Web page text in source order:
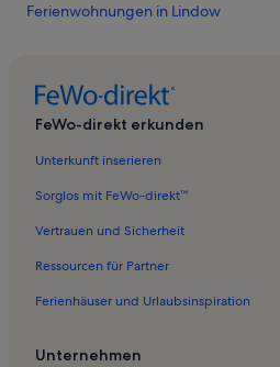
Ferienwohnungen in Lindow
Ferienwohnungen in Gühlen Glienicke
Ferienwohnungen in Großzerlang
Ferienwohnungen in Zempow
Ferienwohnungen in Rheinsberg
FeWo-direkt erkunden
Unterkunft inserieren
Sorglos mit FeWo-direkt™
Vertrauen und Sicherheit
Ressourcen für Partner
Ferienhäuser und Urlaubsinspiration
Unternehmen